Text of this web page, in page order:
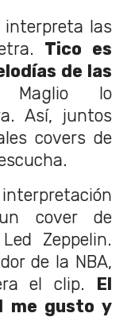
interpreta las
Tico es
de las
Maglio lo
Así, juntos
covers de
cover de
Zeppelin.
de la NBA,
el clip. El
me gusto y